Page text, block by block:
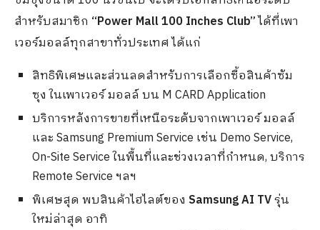
สำหรับสมาชิก “Power Mall 100 Inches Club”ได้ที่เพา
เวอร์มอลล์ทุกสาขาทั่วประเทศ ได้แก่
สิทธิพิเศษและส่วนลดสำหรับการเลือกซื้อสินค้าซัม
ซุง ในเพาเวอร์ มอลล์ บน M CARD Application
บริการหลังการขายที่เหนือระดับจากเพาเวอร์ มอลล์
และ Samsung Premium Service เช่น Demo Service,
On-Site Service ในพื้นที่และช่วงเวลาที่กำหนด, บริการ
Remote Service ฯลฯ
พิเศษสุด พบสินค้าไฮไลต์ของ Samsung AI TVรุ่น
ใหม่ล่าสุด อาทิ